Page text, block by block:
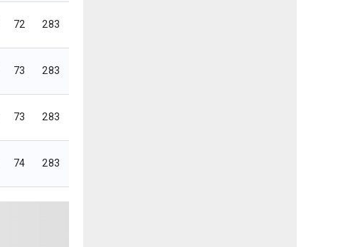
72 283
73 283
73 283
74 283